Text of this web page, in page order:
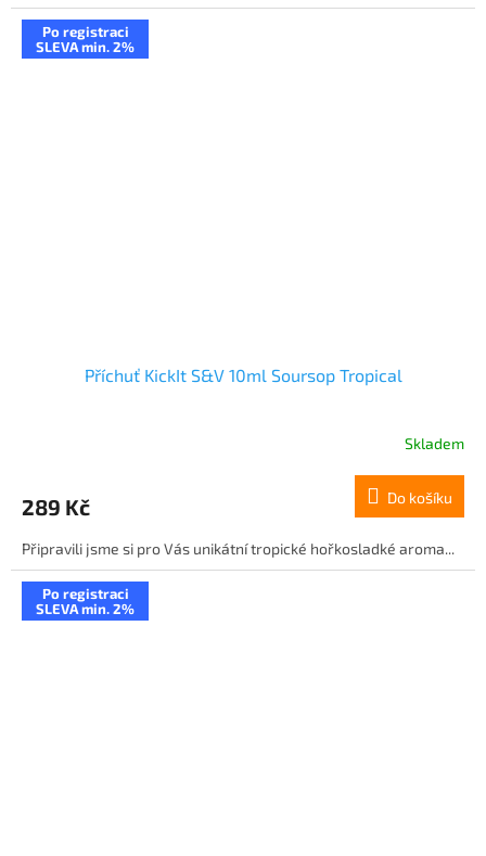
Po registraci
SLEVA min. 2%
Příchuť KickIt S&V 10ml Soursop Tropical
Skladem
289 Kč Do košíku
Připravili jsme si pro Vás unikátní tropické hořkosladké aroma...
Po registraci
SLEVA min. 2%